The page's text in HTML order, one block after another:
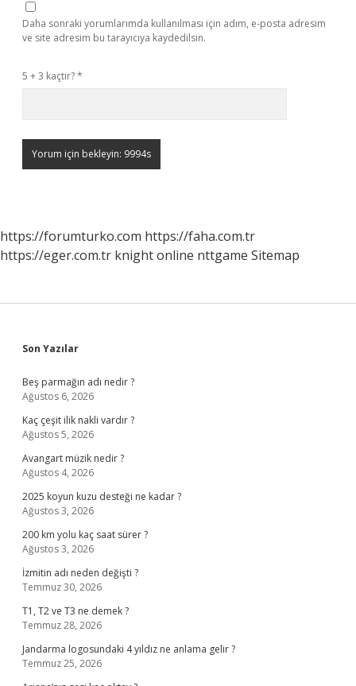
Daha sonraki yorumlarımda kullanılması için adım, e-posta adresim
ve site adresim bu tarayıcıya kaydedilsin.
5 + 3 kaçtır?*
https://forumturko.com https://faha.com.tr
https://eger.com.tr knight online nttgame Sitemap
Sidebar
Son Yazılar
Beş parmağın adı nedir ?
Ağustos 6, 2026
Kaç çeşit ilik nakli vardır ?
Ağustos 5, 2026
Avangart müzik nedir ?
Ağustos 4, 2026
2025 koyun kuzu desteği ne kadar ?
Ağustos 3, 2026
200 km yolu kaç saat sürer ?
Ağustos 3, 2026
İzmitin adı neden değişti ?
Temmuz 30, 2026
T1, T2 ve T3 ne demek ?
Temmuz 28, 2026
Jandarma logosundaki 4 yıldız ne anlama gelir ?
Temmuz 25, 2026